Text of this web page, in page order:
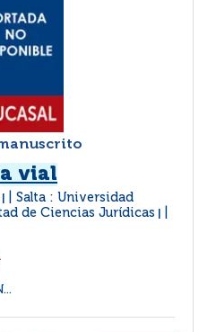
vial
Salta : Universidad
de Ciencias Jurídicas